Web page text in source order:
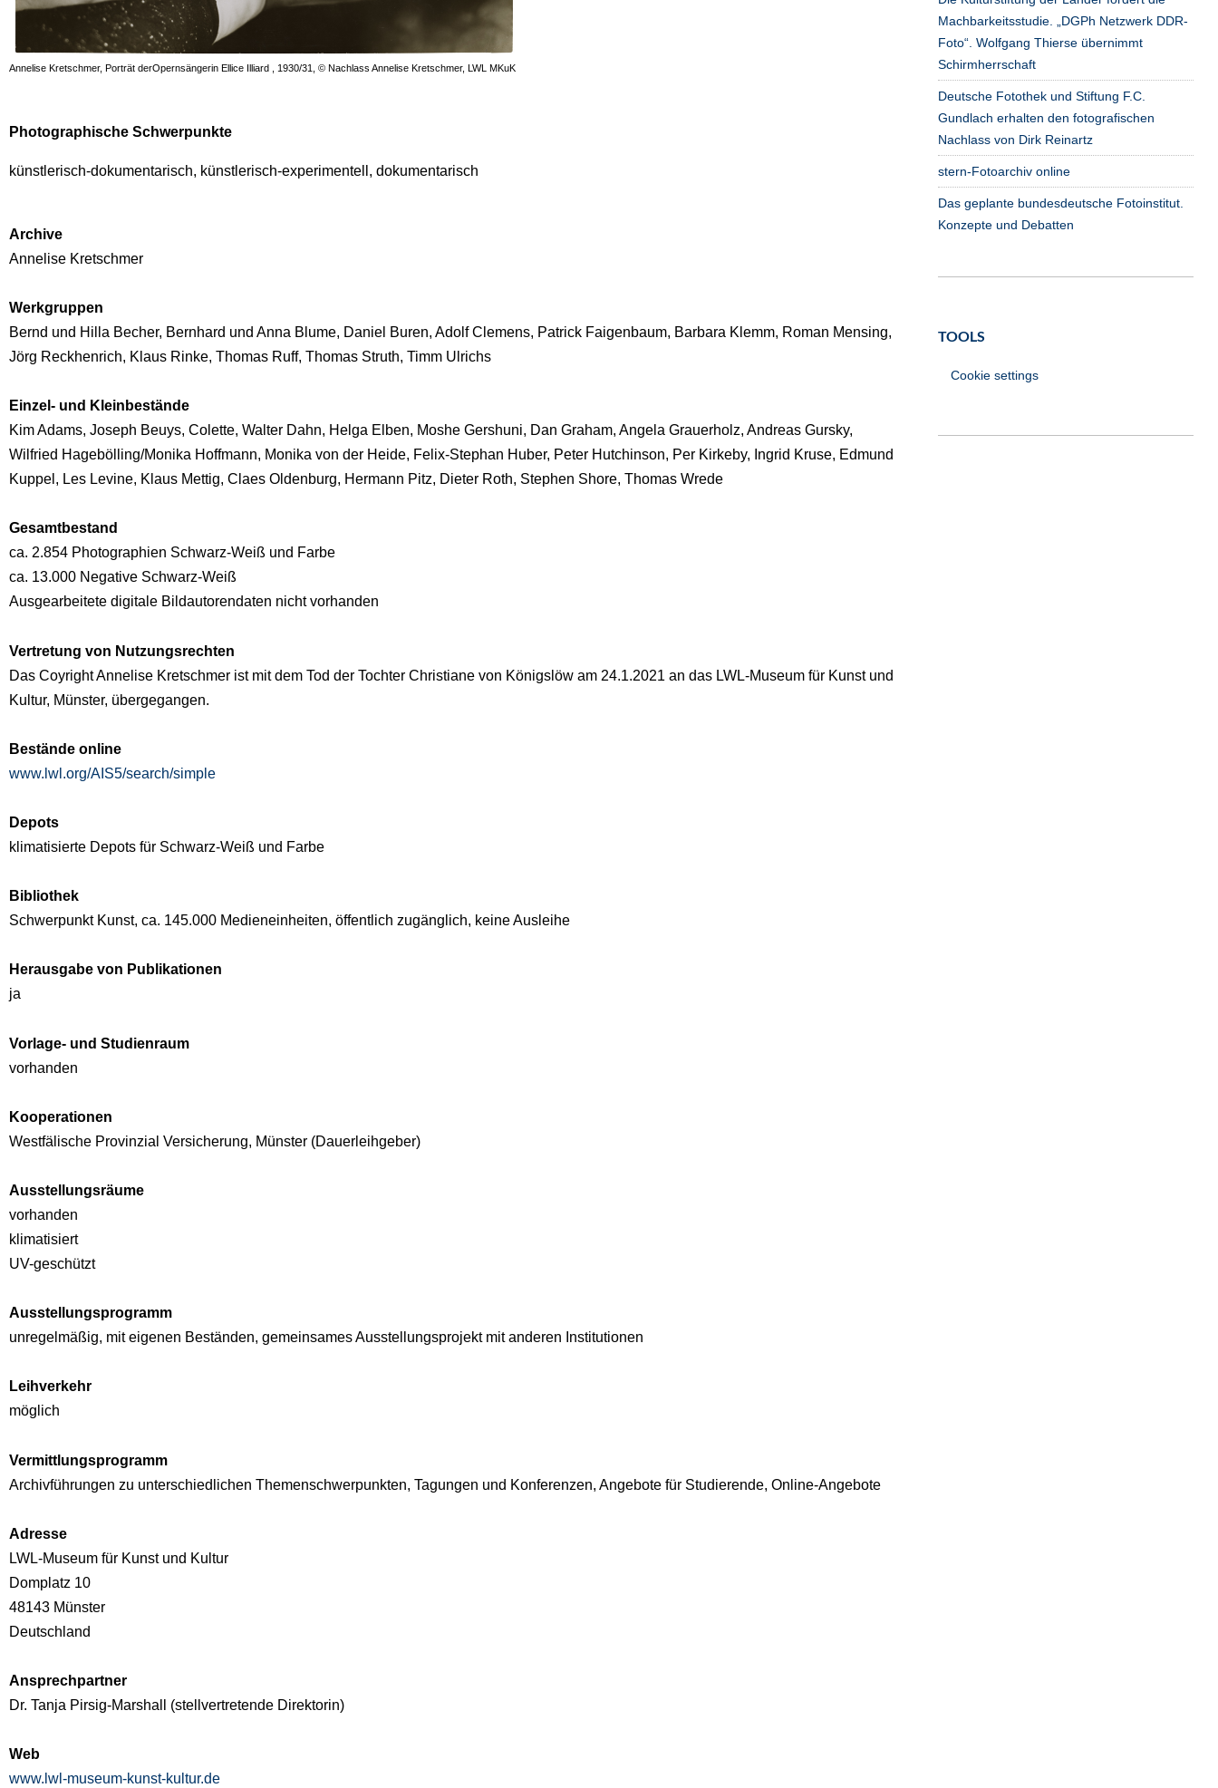
Annelise Kretschmer, Porträt derOpernsängerin Ellice Illiard , 1930/31, © Nachlass Annelise Kretschmer, LWL MKuK
Photographische Schwerpunkte
künstlerisch-dokumentarisch, künstlerisch-experimentell, dokumentarisch
Archive
Annelise Kretschmer
Werkgruppen
Bernd und Hilla Becher, Bernhard und Anna Blume, Daniel Buren, Adolf Clemens, Patrick Faigenbaum, Barbara Klemm, Roman Mensing,
Jörg Reckhenrich, Klaus Rinke, Thomas Ruff, Thomas Struth, Timm Ulrichs
Einzel- und Kleinbestände
Kim Adams, Joseph Beuys, Colette, Walter Dahn, Helga Elben, Moshe Gershuni, Dan Graham, Angela Grauerholz, Andreas Gursky,
Wilfried Hagebölling/Monika Hoffmann, Monika von der Heide, Felix-Stephan Huber, Peter Hutchinson, Per Kirkeby, Ingrid Kruse, Edmund
Kuppel, Les Levine, Klaus Mettig, Claes Oldenburg, Hermann Pitz, Dieter Roth, Stephen Shore, Thomas Wrede
Gesamtbestand
ca. 2.854 Photographien Schwarz-Weiß und Farbe
ca. 13.000 Negative Schwarz-Weiß
Ausgearbeitete digitale Bildautorendaten nicht vorhanden
Vertretung von Nutzungsrechten
Das Coyright Annelise Kretschmer ist mit dem Tod der Tochter Christiane von Königslöw am 24.1.2021 an das LWL-Museum für Kunst und
Kultur, Münster, übergegangen.
Bestände online
www.lwl.org/AIS5/search/simple
Depots
klimatisierte Depots für Schwarz-Weiß und Farbe
Bibliothek
Schwerpunkt Kunst, ca. 145.000 Medieneinheiten, öffentlich zugänglich, keine Ausleihe
Herausgabe von Publikationen
ja
Vorlage- und Studienraum
vorhanden
Kooperationen
Westfälische Provinzial Versicherung, Münster (Dauerleihgeber)
Ausstellungsräume
vorhanden
klimatisiert
UV-geschützt
Ausstellungsprogramm
unregelmäßig, mit eigenen Beständen, gemeinsames Ausstellungsprojekt mit anderen Institutionen
Leihverkehr
möglich
Vermittlungsprogramm
Archivführungen zu unterschiedlichen Themenschwerpunkten, Tagungen und Konferenzen, Angebote für Studierende, Online-Angebote
Adresse
LWL-Museum für Kunst und Kultur
Domplatz 10
48143 Münster
Deutschland
Ansprechpartner
Dr. Tanja Pirsig-Marshall (stellvertretende Direktorin)
Web
www.lwl-museum-kunst-kultur.de
Machbarkeitsstudie. „DGPh Netzwerk DDR-
Foto“. Wolfgang Thierse übernimmt
Schirmherrschaft
Deutsche Fotothek und Stiftung F.C.
Gundlach erhalten den fotografischen
Nachlass von Dirk Reinartz
stern-Fotoarchiv online
Das geplante bundesdeutsche Fotoinstitut.
Konzepte und Debatten
TOOLS
Cookie settings